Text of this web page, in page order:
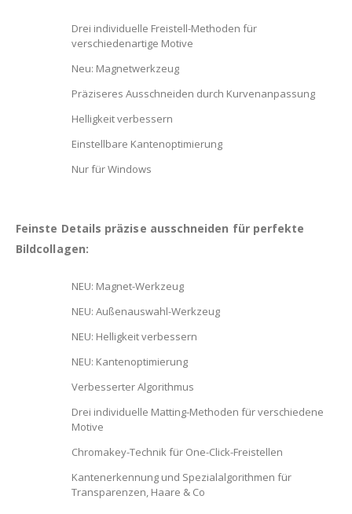
Drei individuelle Freistell-Methoden für
verschiedenartige Motive
Neu: Magnetwerkzeug
Präziseres Ausschneiden durch Kurvenanpassung
Helligkeit verbessern
Einstellbare Kantenoptimierung
Nur für Windows
Feinste Details präzise ausschneiden für perfekte
Bildcollagen:
NEU: Magnet-Werkzeug
NEU: Außenauswahl-Werkzeug
NEU: Helligkeit verbessern
NEU: Kantenoptimierung
Verbesserter Algorithmus
Drei individuelle Matting-Methoden für verschiedene
Motive
Chromakey-Technik für One-Click-Freistellen
Kantenerkennung und Spezialalgorithmen für
Transparenzen, Haare & Co